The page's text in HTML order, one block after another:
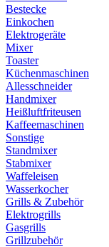
Bestecke
Einkochen
Elektrogeräte
Mixer
Toaster
Küchenmaschinen
Allesschneider
Handmixer
Heißluftfriteusen
Kaffeemaschinen
Sonstige
Standmixer
Stabmixer
Waffeleisen
Wasserkocher
Grills & Zubehör
Elektrogrills
Gasgrills
Grillzubehör